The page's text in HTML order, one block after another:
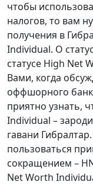
чтобы
налогов, то вам
получения в
Individual. О
статусе High Net
Вами, когда
оффшорного
приятно узнать,
Individual –
гавани
пользоваться
сокращением –
Net Worth